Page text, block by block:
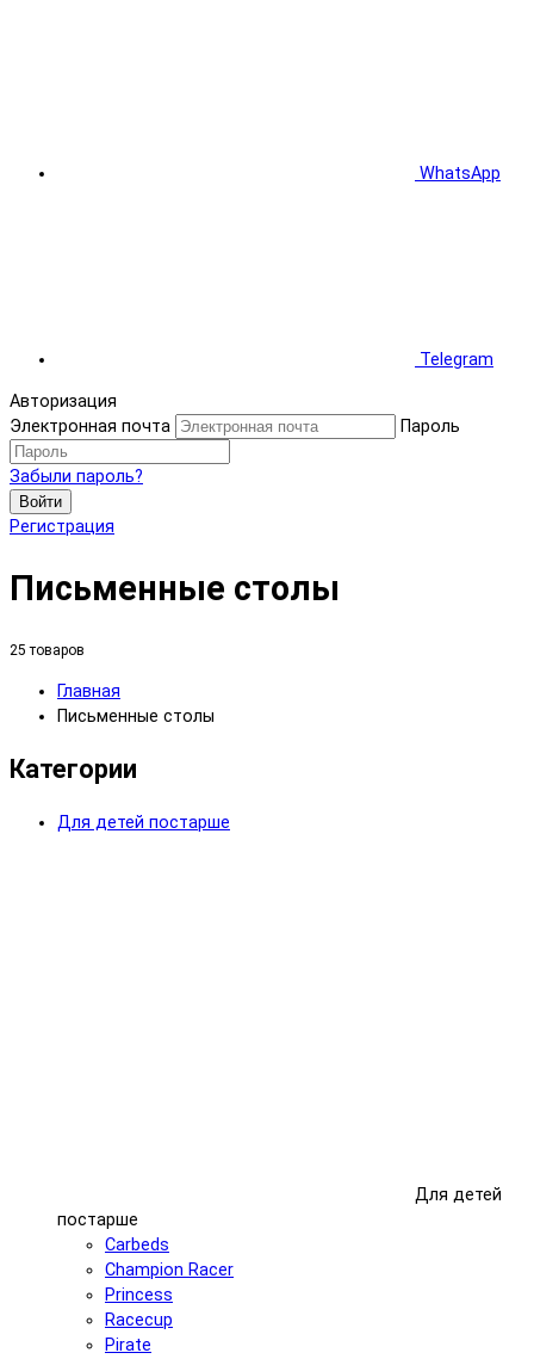
WhatsApp
Telegram
Авторизация
Электронная почта
Пароль
Забыли пароль?
Войти
Регистрация
Письменные столы
25 товаров
Главная
Письменные столы
Категории
Для детей постарше
Для детей
постарше
Carbeds
Champion Racer
Princess
Racecup
Pirate